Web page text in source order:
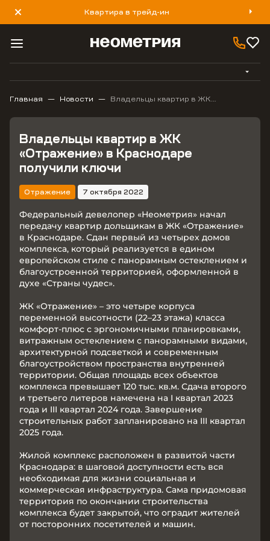
Квартира в трейд-ин
8 800 777 40 93
Главная Новости Владельцы квартир в ЖК
Отражение 7 октября 2022
Владельцы квартир в ЖК
«Отражение» в Краснодаре
получили ключи
Федеральный девелопер «Неометрия» начал
передачу квартир дольщикам в ЖК «Отражение»
в Краснодаре. Сдан первый из четырех домов
комплекса, который реализуется в едином
европейском стиле с панорамным остеклением и
благоустроенной территорией, оформленной в
духе «Страны чудес».
ЖК «Отражение» – это четыре корпуса
переменной высотности (22–23 этажа) класса
комфорт-плюс с эргономичными планировками,
витражным остеклением с панорамными видами,
архитектурной подсветкой и современным
благоустройством пространства внутренней
территории. Общая площадь всех объектов
комплекса превышает 120 тыс. кв.м. Сдача второго
и третьего литеров намечена на I квартал 2023
года и III квартал 2024 года. Завершение
строительных работ запланировано на III квартал
2025 года.
Жилой комплекс расположен в развитой части
Краснодара: в шаговой доступности есть вся
необходимая для жизни социальная и
коммерческая инфраструктура. Сама придомовая
территория по окончании строительства
комплекса будет закрытой, что оградит жителей
от посторонних посетителей и машин.